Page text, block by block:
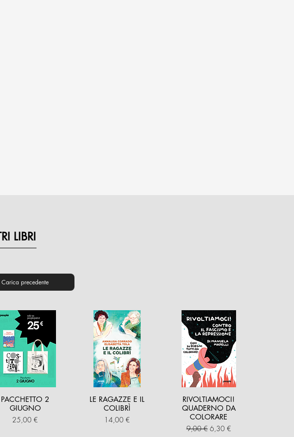
LIBRI
Carica precedente
PACCHETTO 2
GIUGNO
Prezzo
25,00 €
LE RAGAZZE E IL
COLIBRÌ
Prezzo
14,00 €
RIVOLTIAMOCI!
QUADERNO DA
COLORARE
Prezzo regolare
9,00 € Prezzo scontato
6,30 €